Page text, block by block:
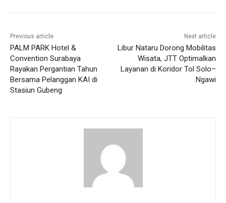
Previous article
PALM PARK Hotel &
Convention Surabaya
Rayakan Pergantian Tahun
Bersama Pelanggan KAI di
Stasiun Gubeng
Next article
Libur Nataru Dorong Mobilitas
Wisata, JTT Optimalkan
Layanan di Koridor Tol Solo–
Ngawi